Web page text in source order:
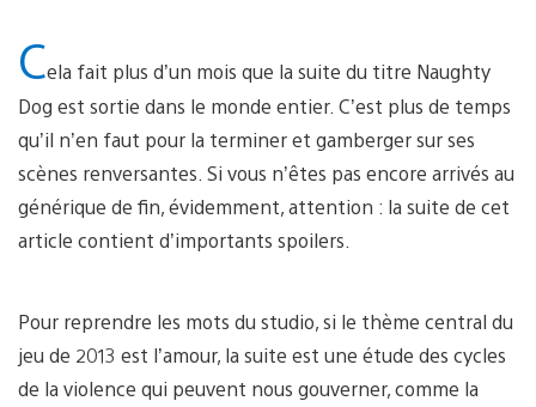
Cela fait plus d’un mois que la suite du titre Naughty
Dog est sortie dans le monde entier. C’est plus de temps
qu’il n’en faut pour la terminer et gamberger sur ses
scènes renversantes. Si vous n’êtes pas encore arrivés au
générique de fin, évidemment, attention : la suite de cet
article contient d’importants spoilers.
Pour reprendre les mots du studio, si le thème central du
jeu de 2013 est l’amour, la suite est une étude des cycles
de la violence qui peuvent nous gouverner, comme la